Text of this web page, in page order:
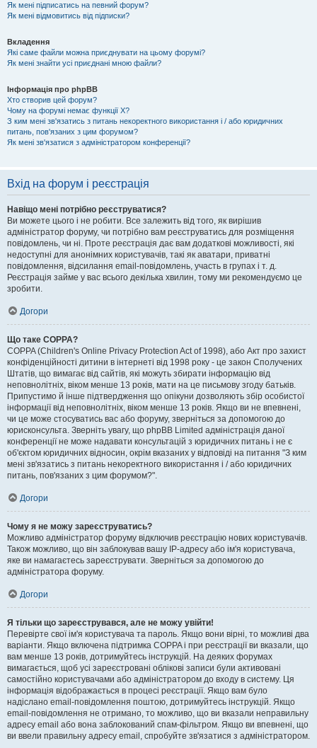
Як мені підписатись на певний форум?
Як мені відмовитись від підписки?
Вкладення
Які саме файли можна приєднувати на цьому форумі?
Як мені знайти усі приєднані мною файли?
Інформація про phpBB
Хто створив цей форум?
Чому на форумі немає функції X?
З ким мені зв'язатись з питань некоректного використання і / або юридичних
питань, пов'язаних з цим форумом?
Як мені зв'язатися з адміністратором конференції?
Вхід на форум і реєстрація
Навіщо мені потрібно реєструватися?
Ви можете цього і не робити. Все залежить від того, як вирішив
адміністратор форуму, чи потрібно вам реєструватись для розміщення
повідомлень, чи ні. Проте реєстрація дає вам додаткові можливості, які
недоступні для анонімних користувачів, такі як аватари, приватні
повідомлення, відсилання email-повідомлень, участь в групах і т. д.
Реєстрація займе у вас всього декілька хвилин, тому ми рекомендуємо це
зробити.
Догори
Що таке COPPA?
COPPA (Children's Online Privacy Protection Act of 1998), або Акт про захист
конфіденційності дитини в інтернеті від 1998 року - це закон Сполучених
Штатів, що вимагає від сайтів, які можуть збирати інформацію від
неповнолітніх, віком менше 13 років, мати на це письмову згоду батьків.
Припустимо й інше підтвердження що опікуни дозволяють збір особистої
інформації від неповнолітніх, віком менше 13 років. Якщо ви не впевнені,
чи це може стосуватись вас або форуму, зверніться за допомогою до
юрисконсульта. Зверніть увагу, що phpBB Limited адміністрація даної
конференції не може надавати консультацій з юридичних питань і не є
об'єктом юридичних відносин, окрім вказаних у відповіді на питання "З ким
мені зв'язатись з питань некоректного використання і / або юридичних
питань, пов'язаних з цим форумом?".
Догори
Чому я не можу зареєструватись?
Можливо адміністратор форуму відключив реєстрацію нових користувачів.
Також можливо, що він заблокував вашу IP-адресу або ім'я користувача,
яке ви намагаєтесь зареєструвати. Зверніться за допомогою до
адміністратора форуму.
Догори
Я тільки що зареєструвався, але не можу увійти!
Перевірте свої ім'я користувача та пароль. Якщо вони вірні, то можливі два
варіанти. Якщо включена підтримка COPPA і при реєстрації ви вказали, що
вам менше 13 років, дотримуйтесь інструкцій. На деяких форумах
вимагається, щоб усі зареєстровані облікові записи були активовані
самостійно користувачами або адміністратором до входу в систему. Ця
інформація відображається в процесі реєстрації. Якщо вам було
надіслано email-повідомлення поштою, дотримуйтесь інструкцій. Якщо
email-повідомлення не отримано, то можливо, що ви вказали неправильну
адресу email або вона заблокований спам-фільтром. Якщо ви впевнені, що
ви ввели правильну адресу email, спробуйте зв'язатися з адміністратором.